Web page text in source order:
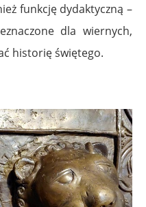
funkcję dydaktyczną –
dla wiernych,
historię świętego.